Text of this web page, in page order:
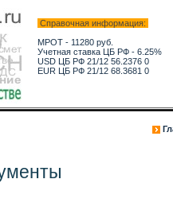
Справочная информация:
МРОТ - 11280 руб.
Учетная ставка ЦБ РФ - 6.25%
USD ЦБ РФ 21/12 56.2376 0
EUR ЦБ РФ 21/12 68.3681 0